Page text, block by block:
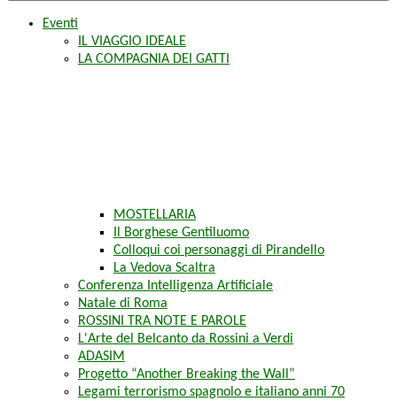
Eventi
IL VIAGGIO IDEALE
LA COMPAGNIA DEI GATTI
MOSTELLARIA
Il Borghese Gentiluomo
Colloqui coi personaggi di Pirandello
La Vedova Scaltra
Conferenza Intelligenza Artificiale
Natale di Roma
ROSSINI TRA NOTE E PAROLE
L'Arte del Belcanto da Rossini a Verdi
ADASIM
Progetto “Another Breaking the Wall”
Legami terrorismo spagnolo e italiano anni 70